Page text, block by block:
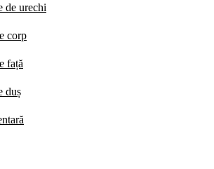
de urechi
corp
față
duș